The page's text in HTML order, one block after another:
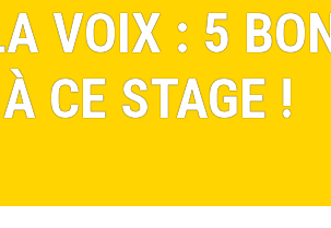
VOIX : 5
CE STAGE !